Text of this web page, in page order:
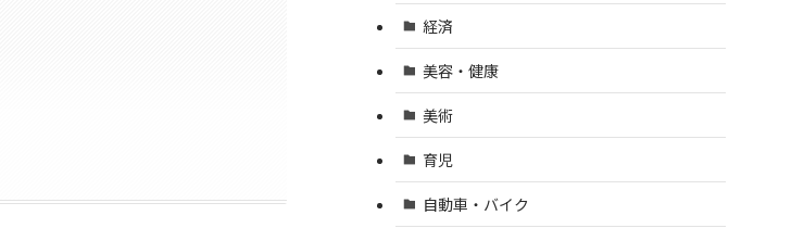
経済
美容・健康
美術
育児
自動車・バイク